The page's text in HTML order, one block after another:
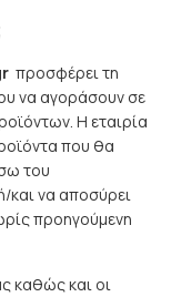
προσφέρει τη
να αγοράσουν σε
Η εταιρία
που θα
του
και να αποσύρει
προηγούμενη
καθώς και οι